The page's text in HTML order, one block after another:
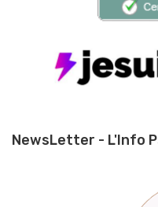
NewsLetter - L'Info